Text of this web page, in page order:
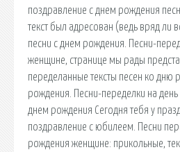
поздравление с днем рождения
текст был адресован (ведь вряд ли
песни с днем рождения. Песни-
женщине, странице мы рады
переделанные тексты песен ко дню
рождения. Песни-переделки на
днем рождения Сегодня тебя у
поздравление с юбилеем. Песни
рождения женщине: прикольные,